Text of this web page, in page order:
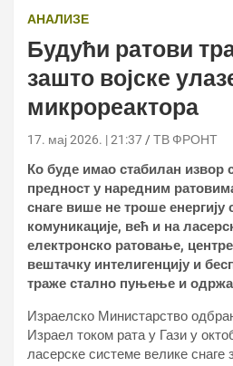
АНАЛИЗЕ
Будући ратови
зашто војске
микрореактора
17. мај 2026. | 21:37 ТВ ФРОНТ
Ко буде имао стабилан извор
предност у наредним
снаге више не троше енергију
комуникације, већ и на
електронско ратовање,
вештачку интелигенцију и
траже стално пуњење и
Израелско Министарство
Израел током рата у Гази у
ласерске системе велике